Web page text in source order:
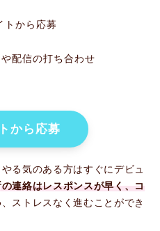
トから応募
配信の打ち合わせ
から応募
る気のある方はすぐにデビュ
連絡はレスポンスが早く、コ
ストレスなく進むことができ